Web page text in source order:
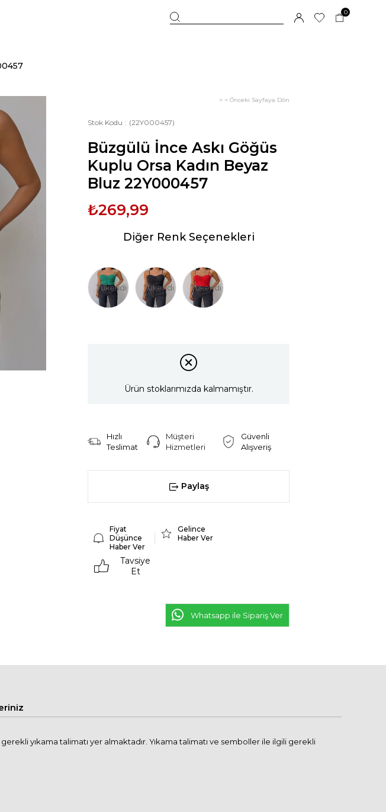
0
< < Önceki Sayfaya Dön
Stok Kodu (22Y000457)
Büzgülü İnce Askı Göğüs
Kuplu Orsa Kadın Beyaz
Bluz 22Y000457
₺269,99
Diğer Renk Seçenekleri
Tükendi Tükendi Tükendi
Ürün stoklarımızda kalmamıştır.
Hızlı
Teslimat
Müşteri
Hizmetleri
Güvenli
Alışveriş
Paylaş
Fiyat
Düşünce
Haber Ver
Gelince
Haber Ver
Tavsiye
Et
Whatsapp ile Sipariş Ver
yıkama talimatı yer almaktadır. Yıkama talimatı ve semboller ile ilgili gerekli